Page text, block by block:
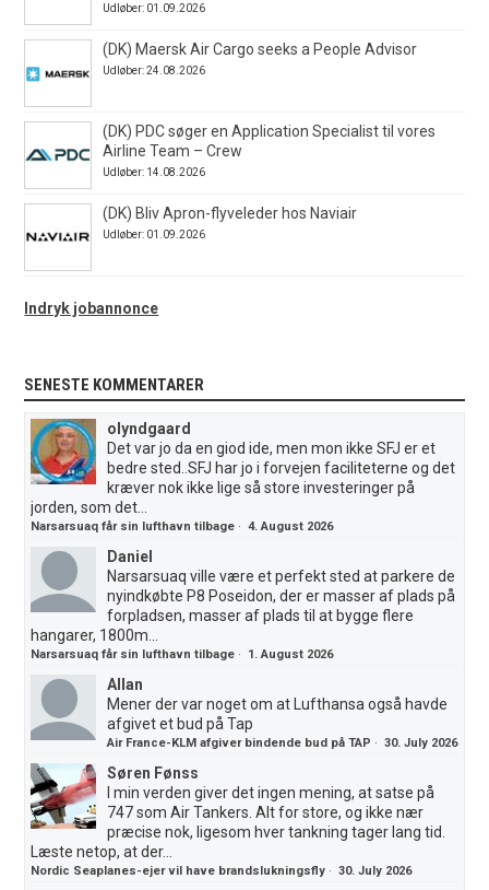
Udløber: 01.09.2026
(DK) Maersk Air Cargo seeks a People Advisor
Udløber: 24.08.2026
(DK) PDC søger en Application Specialist til vores
Airline Team – Crew
Udløber: 14.08.2026
(DK) Bliv Apron-flyveleder hos Naviair
Udløber: 01.09.2026
Indryk jobannonce
SENESTE KOMMENTARER
olyndgaard
Det var jo da en giod ide, men mon ikke SFJ er et
bedre sted..SFJ har jo i forvejen faciliteterne og det
kræver nok ikke lige så store investeringer på
jorden, som det...
Narsarsuaq får sin lufthavn tilbage ·4. August 2026
Daniel
Narsarsuaq ville være et perfekt sted at parkere de
nyindkøbte P8 Poseidon, der er masser af plads på
forpladsen, masser af plads til at bygge flere
hangarer, 1800m...
Narsarsuaq får sin lufthavn tilbage · 1. August 2026
Allan
Mener der var noget om at Lufthansa også havde
afgivet et bud på Tap
Air France-KLM afgiver bindende bud på TAP ·30. July 2026
Søren Fønss
I min verden giver det ingen mening, at satse på
747 som Air Tankers. Alt for store, og ikke nær
præcise nok, ligesom hver tankning tager lang tid.
Læste netop, at der...
Nordic Seaplanes-ejer vil have brandslukningsfly ·30. July 2026